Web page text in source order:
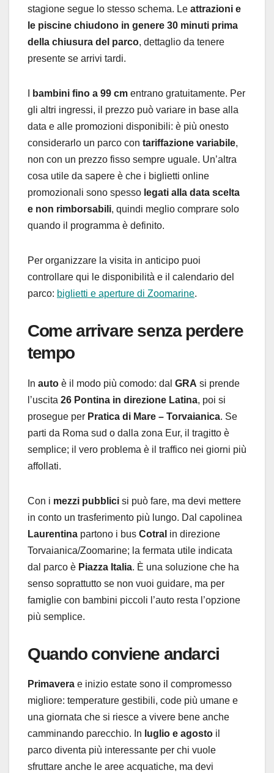
stagione segue lo stesso schema. Le attrazioni e
le piscine chiudono in genere 30 minuti prima
della chiusura del parco, dettaglio da tenere
presente se arrivi tardi.
bambini fino a 99 cm entrano gratuitamente. Per
gli altri ingressi, il prezzo può variare in base alla
data e alle promozioni disponibili: è più onesto
considerarlo un parco con tariffazione variabile,
non con un prezzo fisso sempre uguale. Un’altra
cosa utile da sapere è che i biglietti online
promozionali sono spesso legati alla data scelta
e non rimborsabili, quindi meglio comprare solo
quando il programma è definito.
Per organizzare la visita in anticipo puoi
controllare qui le disponibilità e il calendario del
parco: biglietti e aperture di Zoomarine.
Come arrivare senza perdere
tempo
In auto è il modo più comodo: dal GRA si prende
l’uscita 26 Pontina in direzione Latina, poi si
prosegue per Pratica di Mare – Torvaianica. Se
parti da Roma sud o dalla zona Eur, il tragitto è
semplice; il vero problema è il traffico nei giorni più
affollati.
Con i mezzi pubblici si può fare, ma devi mettere
in conto un trasferimento più lungo. Dal capolinea
Laurentina partono i bus Cotral in direzione
Torvaianica/Zoomarine; la fermata utile indicata
dal parco è Piazza Italia. È una soluzione che ha
senso soprattutto se non vuoi guidare, ma per
famiglie con bambini piccoli l’auto resta l’opzione
più semplice.
Quando conviene andarci
Primavera e inizio estate sono il compromesso
migliore: temperature gestibili, code più umane e
una giornata che si riesce a vivere bene anche
camminando parecchio. In luglio e agosto il
parco diventa più interessante per chi vuole
sfruttare anche le aree acquatiche, ma devi